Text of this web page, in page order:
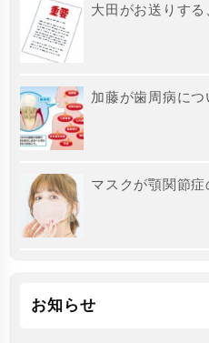
大田がお送りす
加藤が歯周病に
マスクが顎関節症
お知らせ